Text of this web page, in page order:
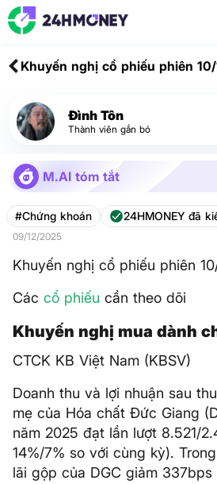
Khuyến nghị cổ phiếu phiên 10/
Đình Tôn
Thành viên gắn bó
M.AI tóm tắt
#Chứng khoán 24HMONEY đã
09/12/2025
Khuyến nghị cổ phiếu phiên
Các cổ phiếu cần theo dõi
Khuyến nghị mua dành
CTCK KB Việt Nam (KBSV)
Doanh thu và lợi nhuận sau
mẹ của Hóa chất Đức Giang
năm 2025 đạt lần lượt 8.521/
14%/7% so với cùng kỳ).
lãi gộp của DGC giảm 337bps